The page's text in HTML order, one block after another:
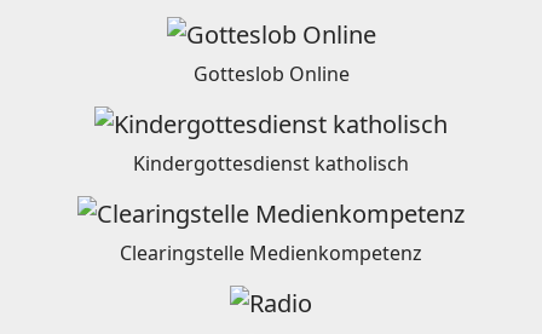
Gotteslob Online
Kindergottesdienst katholisch
Clearingstelle Medienkompetenz